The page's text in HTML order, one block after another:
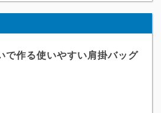
で作る使いやすい肩掛バッグ